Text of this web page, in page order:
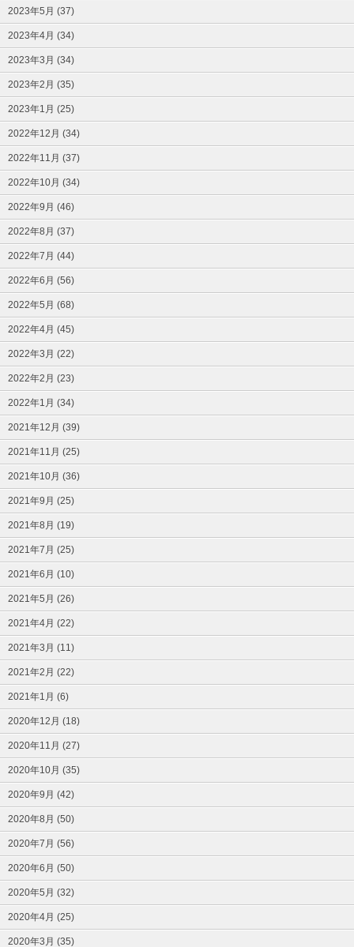
2023年5月 (37)
2023年4月 (34)
2023年3月 (34)
2023年2月 (35)
2023年1月 (25)
2022年12月 (34)
2022年11月 (37)
2022年10月 (34)
2022年9月 (46)
2022年8月 (37)
2022年7月 (44)
2022年6月 (56)
2022年5月 (68)
2022年4月 (45)
2022年3月 (22)
2022年2月 (23)
2022年1月 (34)
2021年12月 (39)
2021年11月 (25)
2021年10月 (36)
2021年9月 (25)
2021年8月 (19)
2021年7月 (25)
2021年6月 (10)
2021年5月 (26)
2021年4月 (22)
2021年3月 (11)
2021年2月 (22)
2021年1月 (6)
2020年12月 (18)
2020年11月 (27)
2020年10月 (35)
2020年9月 (42)
2020年8月 (50)
2020年7月 (56)
2020年6月 (50)
2020年5月 (32)
2020年4月 (25)
2020年3月 (35)